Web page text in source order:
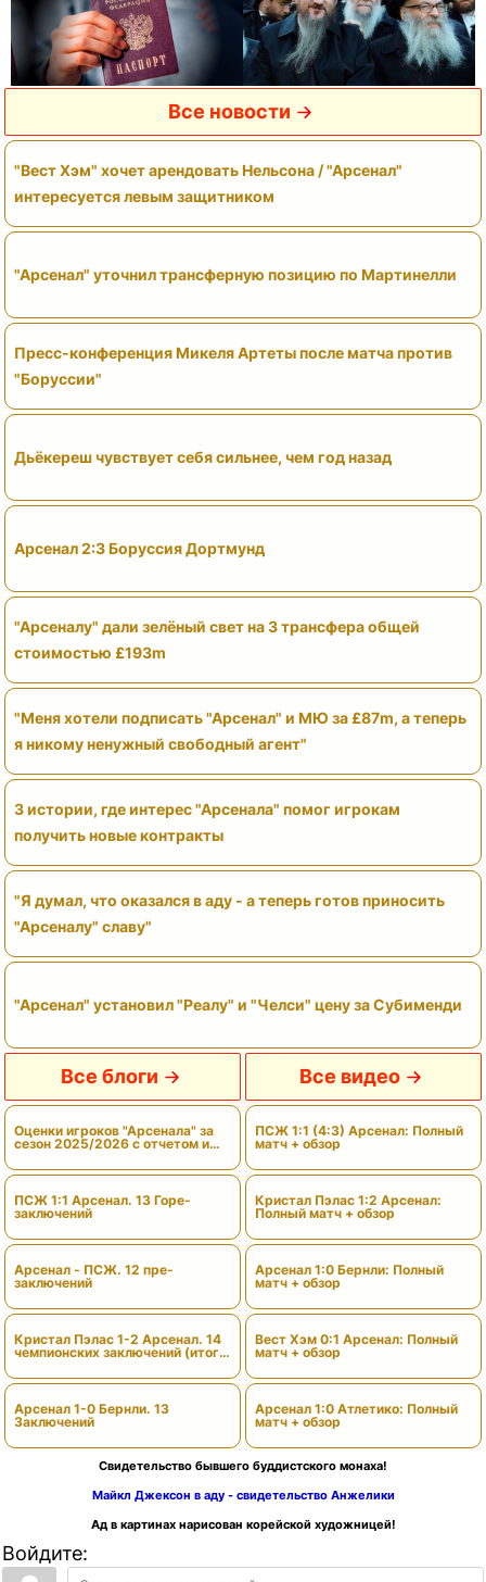
Все новости
"Вест Хэм" хочет арендовать Нельсона / "Арсенал"
интересуется левым защитником
"Арсенал" уточнил трансферную позицию по Мартинелли
Пресс-конференция Микеля Артеты после матча против
"Боруссии"
Дьёкереш чувствует себя сильнее, чем год назад
Арсенал 2:3 Боруссия Дортмунд
"Арсеналу" дали зелёный свет на 3 трансфера общей
стоимостью £193m
"Меня хотели подписать "Арсенал" и МЮ за £87m, а теперь
я никому ненужный свободный агент"
3 истории, где интерес "Арсенала" помог игрокам
получить новые контракты
"Я думал, что оказался в аду - а теперь готов приносить
"Арсеналу" славу"
"Арсенал" установил "Реалу" и "Челси" цену за Субименди
Все блоги
Оценки игроков "Арсенала" за
сезон 2025/2026 с отчетом и
ПСЖ 1:1 Арсенал. 13 Горе-
заключений
Арсенал - ПСЖ. 12 пре-
заключений
Кристал Пэлас 1-2 Арсенал. 14
чемпионских заключений (итоги
Арсенал 1-0 Бернли. 13
Заключений
Все видео
ПСЖ 1:1 (4:3) Арсенал: Полный
матч + обзор
Кристал Пэлас 1:2 Арсенал:
Полный матч + обзор
Арсенал 1:0 Бернли: Полный
матч + обзор
Вест Хэм 0:1 Арсенал: Полный
матч + обзор
Арсенал 1:0 Атлетико: Полный
матч + обзор
Свидетельство бывшего буддистского монаха!
Майкл Джексон в аду - свидетельство Анжелики
Ад в картинах нарисован корейской художницей!
Войдите: